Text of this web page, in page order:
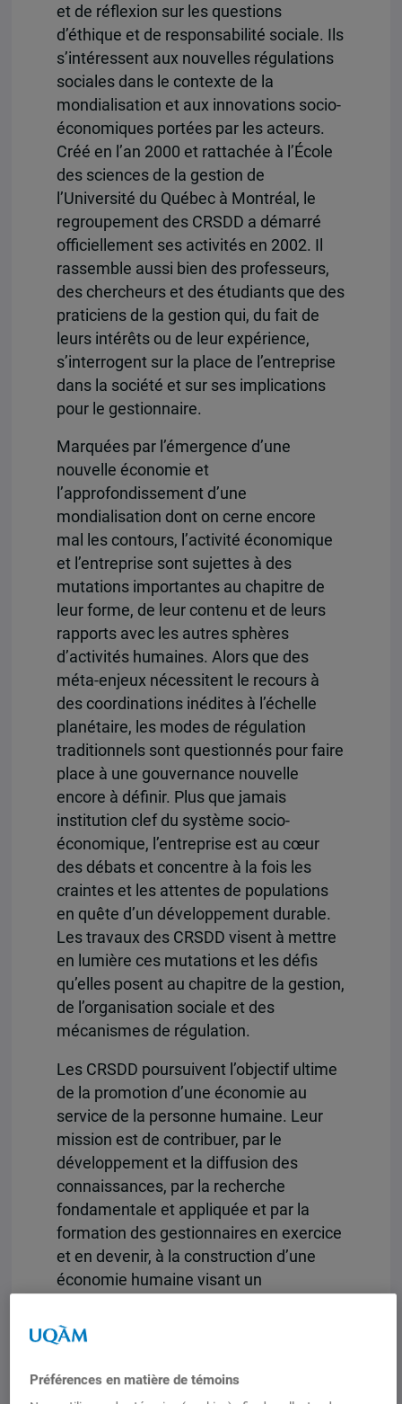
et de réflexion sur les questions
d’éthique et de responsabilité sociale. Ils
s’intéressent aux nouvelles régulations
sociales dans le contexte de la
mondialisation et aux innovations socio-
économiques portées par les acteurs.
Créé en l’an 2000 et rattachée à l’École
des sciences de la gestion de
l’Université du Québec à Montréal, le
regroupement des CRSDD a démarré
officiellement ses activités en 2002. Il
rassemble aussi bien des professeurs,
des chercheurs et des étudiants que des
praticiens de la gestion qui, du fait de
leurs intérêts ou de leur expérience,
s’interrogent sur la place de l’entreprise
dans la société et sur ses implications
pour le gestionnaire.
Marquées par l’émergence d’une
nouvelle économie et
l’approfondissement d’une
mondialisation dont on cerne encore
mal les contours, l’activité économique
et l’entreprise sont sujettes à des
mutations importantes au chapitre de
leur forme, de leur contenu et de leurs
rapports avec les autres sphères
d’activités humaines. Alors que des
méta-enjeux nécessitent le recours à
des coordinations inédites à l’échelle
planétaire, les modes de régulation
traditionnels sont questionnés pour faire
place à une gouvernance nouvelle
encore à définir. Plus que jamais
institution clef du système socio-
économique, l’entreprise est au cœur
des débats et concentre à la fois les
craintes et les attentes de populations
en quête d’un développement durable.
Les travaux des CRSDD visent à mettre
en lumière ces mutations et les défis
qu’elles posent au chapitre de la gestion,
de l’organisation sociale et des
mécanismes de régulation.
Les CRSDD poursuivent l’objectif ultime
de la promotion d’une économie au
service de la personne humaine. Leur
mission est de contribuer, par le
développement et la diffusion des
connaissances, par la recherche
fondamentale et appliquée et par la
formation des gestionnaires en exercice
et en devenir, à la construction d’une
économie humaine visant un
Les CRDSS entendent devenir un pôle
d’expertise reconnu en regard des
problématiques relevant de ses champs
d’intérêt. À cette fin, les CRSDD
Préférences en matière de témoins